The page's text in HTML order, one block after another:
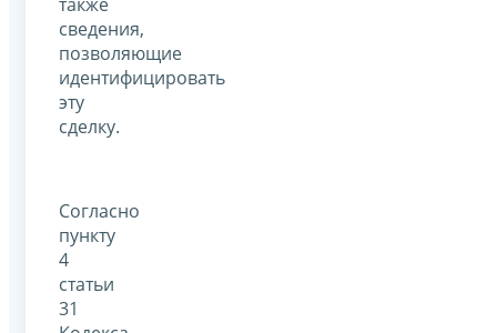
сведения,
позволяющие
идентифицировать
эту
сделку.
Согласно
пункту
4
статьи
31